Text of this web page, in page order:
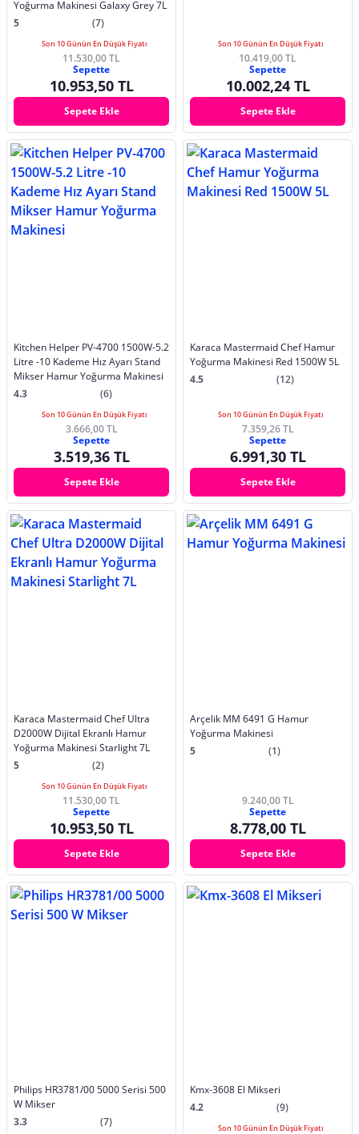
Yoğurma Makinesi Galaxy Grey 7L
5
(7)
Son 10 Günün En Düşük Fiyatı
11.530,00 TL
Sepette
10.953,50 TL
Sepete Ekle
Son 10 Günün En Düşük Fiyatı
10.419,00 TL
Sepette
10.002,24 TL
Sepete Ekle
Kitchen Helper PV-4700 1500W-5.2
Litre -10 Kademe Hız Ayarı Stand
Mikser Hamur Yoğurma Makinesi
4.3
(6)
Son 10 Günün En Düşük Fiyatı
3.666,00 TL
Sepette
3.519,36 TL
Sepete Ekle
Karaca Mastermaid Chef Hamur
Yoğurma Makinesi Red 1500W 5L
4.5
(12)
Son 10 Günün En Düşük Fiyatı
7.359,26 TL
Sepette
6.991,30 TL
Sepete Ekle
Karaca Mastermaid Chef Ultra
D2000W Dijital Ekranlı Hamur
Yoğurma Makinesi Starlight 7L
5
(2)
Son 10 Günün En Düşük Fiyatı
11.530,00 TL
Sepette
10.953,50 TL
Sepete Ekle
Arçelik MM 6491 G Hamur
Yoğurma Makinesi
5
(1)
9.240,00 TL
Sepette
8.778,00 TL
Sepete Ekle
Philips HR3781/00 5000 Serisi 500
W Mikser
3.3
(7)
Kmx-3608 El Mikseri
4.2
(9)
Son 10 Günün En Düşük Fiyatı